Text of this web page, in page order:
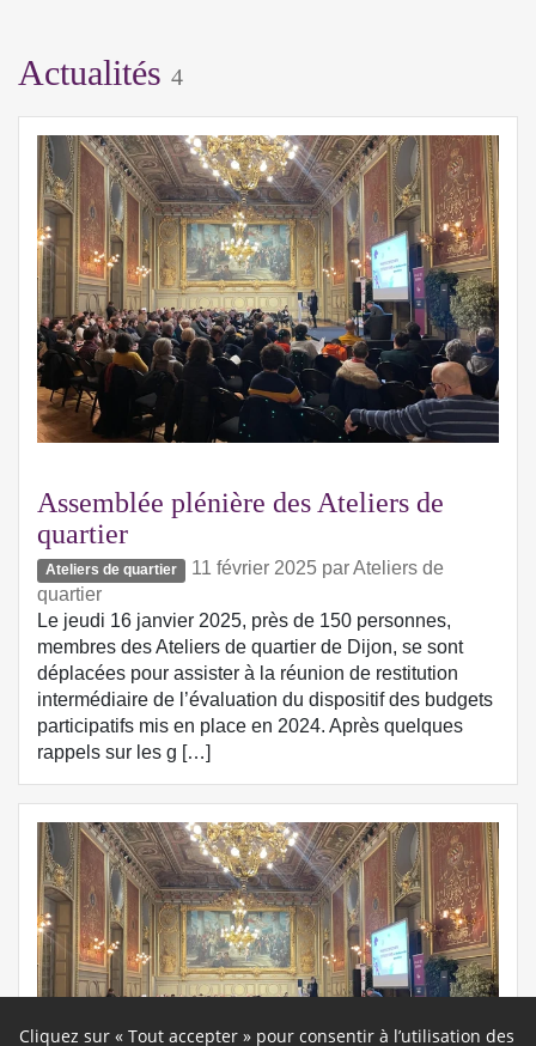
Actualités 4
Assemblée plénière des Ateliers de
quartier
Ateliers de quartier 11 février 2025 parAteliers de
quartier
Le jeudi 16 janvier 2025, près de 150 personnes,
membres des Ateliers de quartier de Dijon, se sont
déplacées pour assister à la réunion de restitution
intermédiaire de l’évaluation du dispositif des budgets
participatifs mis en place en 2024. Après quelques
rappels sur les g […]
Cliquez sur « Tout accepter » pour consentir à l’utilisation des